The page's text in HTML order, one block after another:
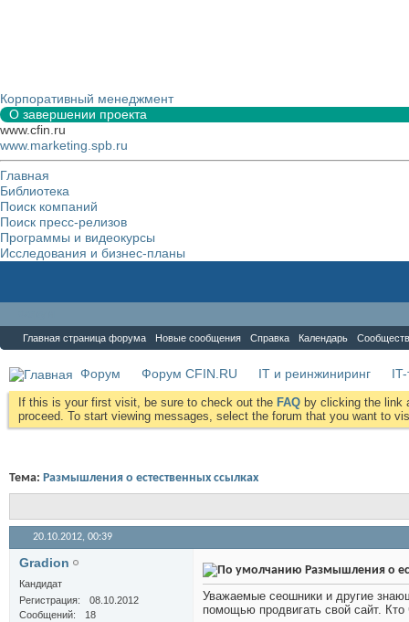
Корпоративный менеджмент
О завершении проекта
www.cfin.ru
www.marketing.spb.ru
Главная
Библиотека
Поиск компаний
Поиск пресс-релизов
Программы и видеокурсы
Исследования и бизнес-планы
Главная страница форума Новые сообщения Справка Календарь
Форум Форум CFIN.RU IT и реинжиниринг
If this is your first visit, be sure to check out the FAQ by clicking the link
proceed. To start viewing messages, select the forum that you want to
Тема: Размышления о естественных ссылках
20.10.2012, 00:39
Gradion
Кандидат
Регистрация
08.10.2012
Сообщений
18
Размышления о
Уважаемые сеошники и другие
помощью продвигать свой сайт.